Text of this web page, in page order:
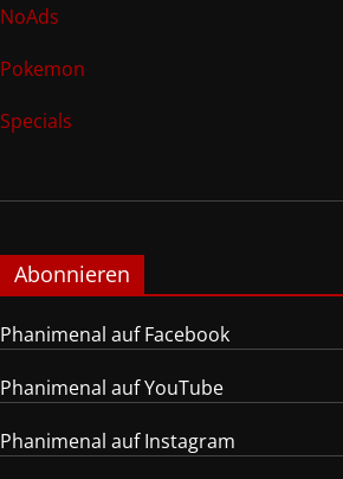
NoAds
Pokemon
Specials
Abonnieren
Phanimenal auf Facebook
Phanimenal auf YouTube
Phanimenal auf Instagram